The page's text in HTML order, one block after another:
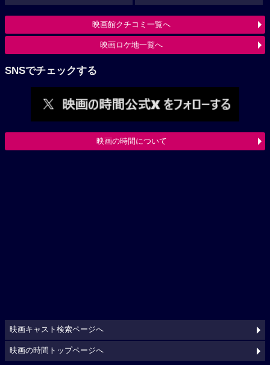
映画館クチコミ一覧へ
映画ロケ地一覧へ
SNSでチェックする
映画の時間について
映画キャスト検索ページへ
映画の時間トップページへ